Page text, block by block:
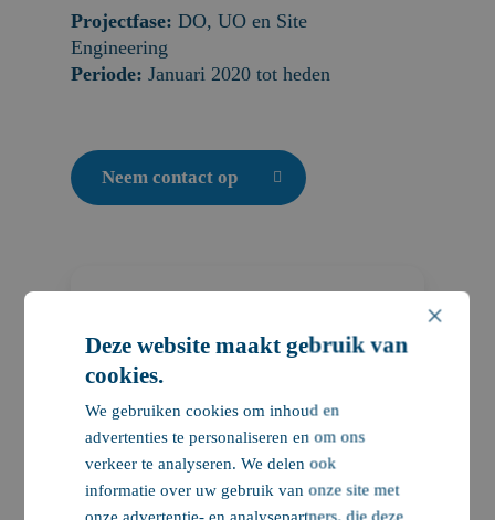
Projectfase:DO, UO en Site
Engineering
Periode:Januari 2020 tot heden
Neem contact op
Nobleo is verantwoordelijk
tijdelijke situatie van
deelgebied 1. Tijdelijke
infrastructuur zorgt ervoor
dat de wegcapaciteit op
×
Deze website maakt gebruik van
cookies.
We gebruiken cookies om inhoud en
advertenties te personaliseren en om ons
verkeer te analyseren. We delen ook
informatie over uw gebruik van onze site met
onze advertentie- en analysepartners, die deze